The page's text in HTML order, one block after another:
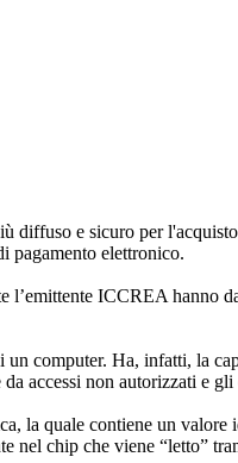
diffuso e sicuro per
pagamento elettronico.
l’emittente ICCREA hanno
computer. Ha, infatti, la
accessi non autorizzati e
la quale contiene un
nel chip che viene “letto”